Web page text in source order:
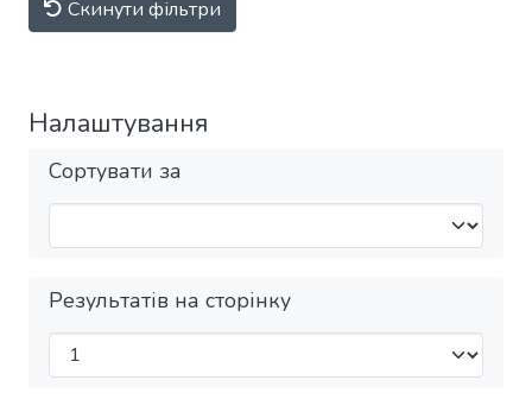
Скинути фільтри
Налаштування
Сортувати за
Результатів на сторінку